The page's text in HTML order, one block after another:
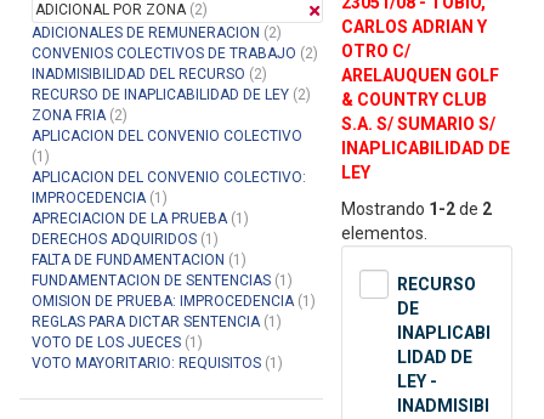
ADICIONAL POR ZONA(2)
ADICIONALES DE REMUNERACION (2)
CONVENIOS COLECTIVOS DE TRABAJO (2)
INADMISIBILIDAD DEL RECURSO (2)
RECURSO DE INAPLICABILIDAD DE LEY (2)
ZONA FRIA(2)
APLICACION DEL CONVENIO COLECTIVO
(1)
APLICACION DEL CONVENIO COLECTIVO:
IMPROCEDENCIA(1)
APRECIACION DE LA PRUEBA(1)
DERECHOS ADQUIRIDOS (1)
FALTA DE FUNDAMENTACION (1)
FUNDAMENTACION DE SENTENCIAS (1)
OMISION DE PRUEBA: IMPROCEDENCIA(1)
REGLAS PARA DICTAR SENTENCIA(1)
VOTO DE LOS JUECES (1)
VOTO MAYORITARIO: REQUISITOS (1)
CARLOS ADRIAN Y
OTRO C/
ARELAUQUEN GOLF
& COUNTRY CLUB
S.A. S/ SUMARIO S/
INAPLICABILIDAD DE
LEY
Mostrando 1-2de 2
elementos.
RECURSO
DE
INAPLICABI
LIDAD DE
LEY -
INADMISIBI